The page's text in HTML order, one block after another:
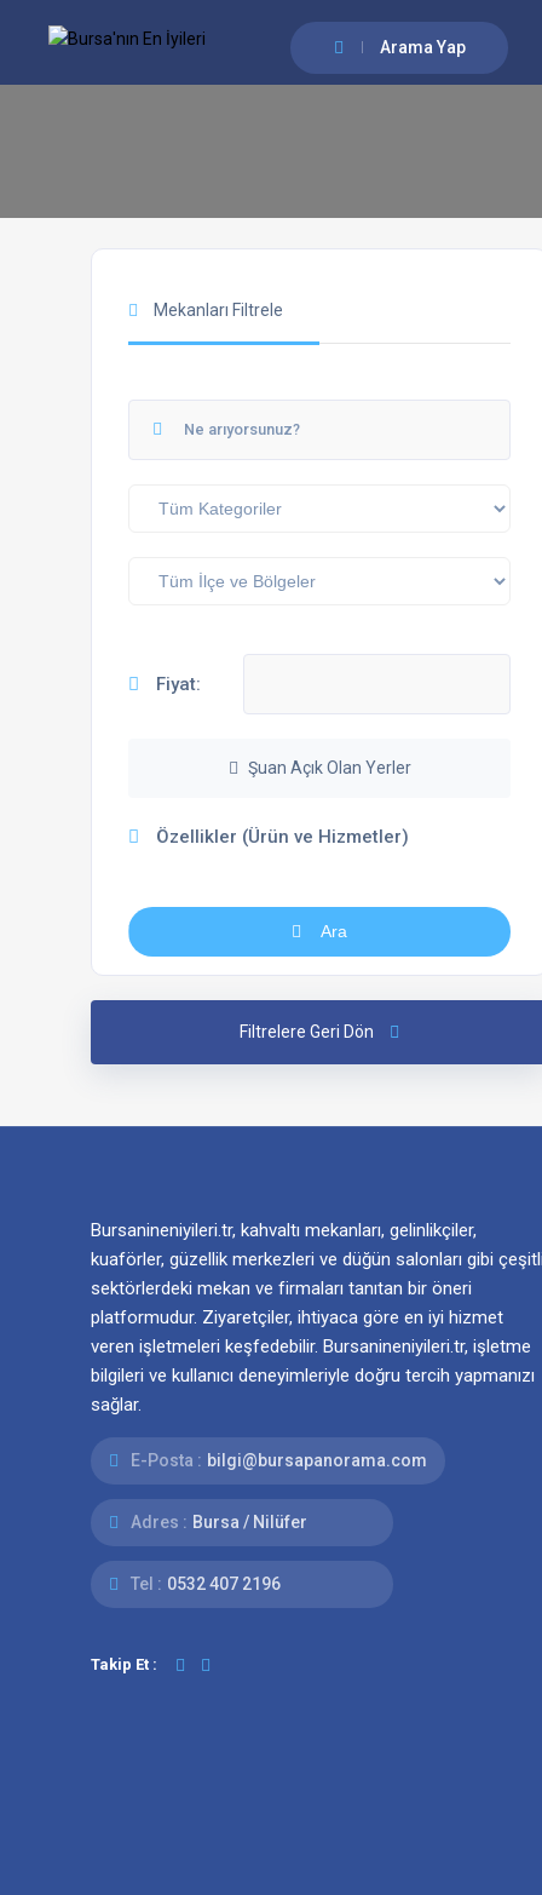
Arama Yap
Mekanları Filtrele
Fiyat:
Şuan Açık Olan Yerler
Özellikler (Ürün ve Hizmetler)
Ara
Filtrelere Geri Dön
Bursanineniyileri.tr, kahvaltı mekanları, gelinlikçiler,
kuaförler, güzellik merkezleri ve düğün salonları gibi
sektörlerdeki mekan ve firmaları tanıtan bir öneri
platformudur. Ziyaretçiler, ihtiyaca göre en iyi hizmet
veren işletmeleri keşfedebilir. Bursanineniyileri.tr, işletme
bilgileri ve kullanıcı deneyimleriyle doğru tercih yapmanızı
sağlar.
E-Posta : bilgi@bursapanorama.com
Adres : Bursa / Nilüfer
Tel : 0532 407 2196
Takip Et :